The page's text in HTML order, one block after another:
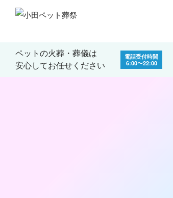
ペットの火葬・葬儀は
安心してお任せください
電話受付時間
6:00〜22:00